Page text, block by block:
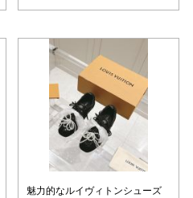
魅力的なルイヴィトンシューズ